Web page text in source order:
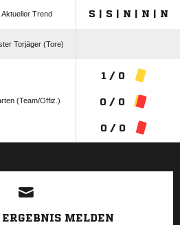
Aktueller Trend S | S | N | N | N
Torjäger (Tore)
(Team/Offiz.)
1 / 0
0 / 0
0 / 0
ANZEIGE
ERGEBNIS MELDEN